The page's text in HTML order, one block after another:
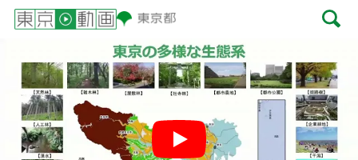
Play